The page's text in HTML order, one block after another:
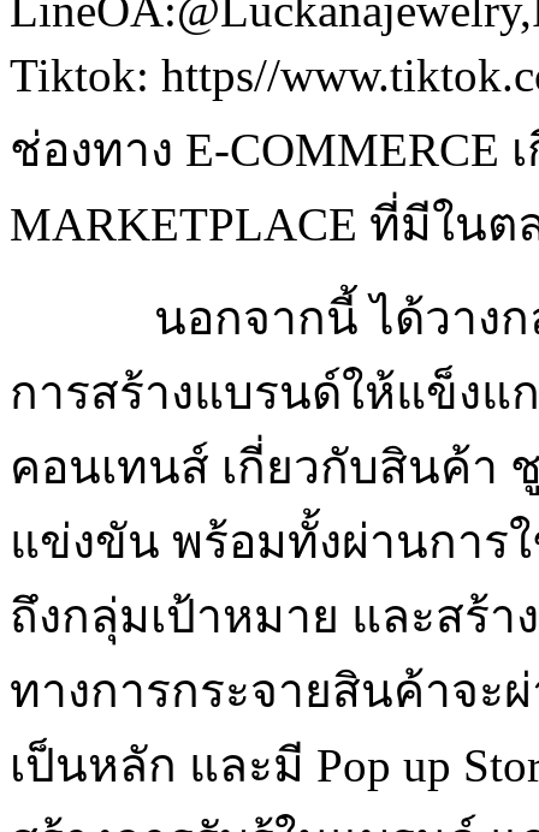
Tiktok: https//
ช่องทาง E-
MARKETPLACE ที่มีในต
นอกจากนี้ ได้วาง
การสร้างแบรนด์ให้แข็งแ
คอนเทนส์ เกี่ยวกับสินค้า
แข่งขัน พร้อมทั้งผ่านการใ
ถึงกลุ่มเป้าหมาย และสร้
ทางการกระจายสินค้าจะ
เป็นหลัก และมี Pop up